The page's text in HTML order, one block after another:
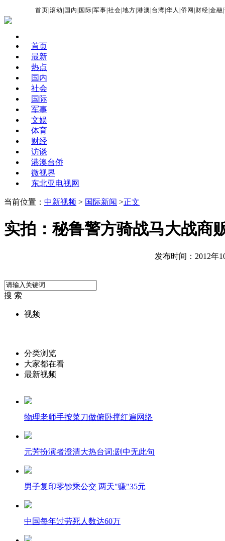
首页 |滚动 国内 国际 |军事 |社会 |地方 |港澳 台湾 |华人 |侨网 财经 |金融 |
首页
最新
热点
国内
社会
国际
军事
文娱
体育
财经
访谈
港澳台侨
微视界
东北亚电视网
当前位置： 中新视频 > 国际新闻 >正文
实拍：秘鲁警方骑战马大战商
发布时间：2012年
搜 索
视频
分类浏览
大家都在看
最新视频
物理老师手按菜刀做俯卧撑红遍网络
元芳扮演者澄清大热台词:剧中无此句
男子复印零钞乘公交 两天"赚"35元
中国每年过劳死人数达60万